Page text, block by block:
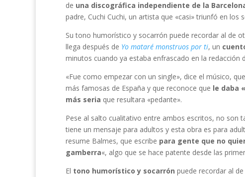
de una discográfica independiente de la
padre, Cuchi Cuchi, un artista que «casi» triunfó en
Su tono humorístico y socarrón puede recordar al de
llega después de Yo mataré monstruos por ti, un
minutos cuando ya estaba enfrascado en la redacción
«Fue como empezar con un single», dice el músico,
más famosas de España y que reconoce que le daba
más seria que resultara «pedante».
Pese al salto cualitativo entre ambos escritos, no son
tiene un mensaje para adultos y esta obra es para
resume Balmes, que escribe para gente que no
gamberra«, algo que se hace patente desde las
El tono humorístico y socarrón puede recordar al